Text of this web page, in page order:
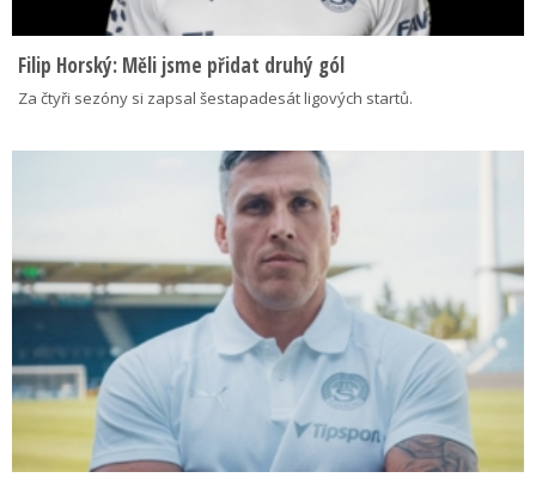
Filip Horský: Měli jsme přidat druhý gól
Za čtyři sezóny si zapsal šestapadesát ligových startů.